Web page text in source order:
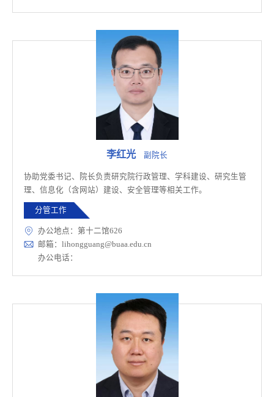
李红光 副院长
协助党委书记、院长负责研究院行政管理、学科建设、研究生管
理、信息化（含网站）建设、安全管理等相关工作。
分管工作
办公地点：第十二馆626
邮箱：lihongguang@buaa.edu.cn
办公电话：